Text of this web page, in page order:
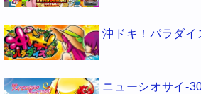
沖ドキ！パラダイ
ニューシオサイ-